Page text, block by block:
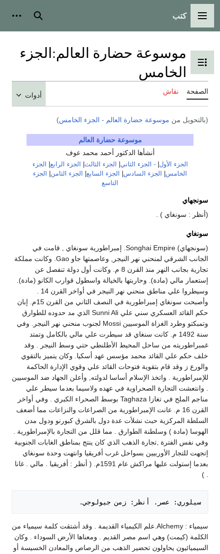
القائمة الرئيسية
كتب بحث
تبديل عرض جدول المحتويات
موسوعة حضارة العالم:الجزء
الخامس
الصفحة نقاش أدوات
(بالتحويل من موسوعة حضارة العالم - الجزء الخامس)
موسوعة حضارة العالم
أنشأها الدكتور أحمد محمد عوف
الجزء الأول |- الجزء الثاني الجزء الثالث الجزء الرابع
الجزء
الخامس
الجزء السادس الجزء السابع الجزء الثامن
الجزء
التاسع
سونجهاي
(أنظر : سونغاي ) .
سونغاي
(سونجهاي) Songhai Empire. إمبراطورية سونغاي , قامت في
الجانب الشرقي لمنحني نهر النيجر, وعاصمتها جاو Gao. وكانت مملكة
تجارية بجانب النهر منذ القرن 8 م. وكانت أول دولة تنفصل عن
إستعمار مالي (مادة). وحاربتها بالخيالة واسطول قوارب الكانو (مادة).
وأصبحت سونغاي إمبراطورية في النصف الثاني من القرن 15م. إبان
حكم القائد العسكري سني علي Sunni Ali الذي مد حدوده للطوارق
وتمبكتو وطرد الغزاة الموسيين Mossi لجنوب منحني نهر النيجر. وفي
سنة 1492 م. كانت سنغاي قد سيطرت علي مالي بالكامل وتمتد
غمبراطوريته من ساحل المحيط الأطلنطي حتي وسط النيجر . وقد
خلف حكم علي القائد محمد مؤسس عهد أسكيا. وكان يتميز بالتقوي
والورع ز وقد قام بتقوية فتوحات القائد علي وقوي الإدارة الحاكمة
للإمبراطورية . واتخذ الإسلام أساسا لدولته, وأعلن الجهاد ضد الموسيين
. وانتعشت التجارة الصحراوية في عهده ولاسيما بعدما سيطر علي
مناجم الملح في تغازا Taghaza بوسط الصحراء الكبري . وفي أواخر
القرن 16 م. عانت الإمبراطورية من الصراعات والنزاعات مما أضعف
السلطة المركزية حبث نشلأت عدة دول بالشرق كبورنو ودول مدن
الهوسا (مادة ) وسلطنة الطوارق . مما قلل من التجارة بالإمبراطورية .
وفي نفس الفترة ,تجارة الذهب الذي كان ينتج بمناطق الغابات الجنوبية
إتجهت للتجار الأوربيين بسواحل غرب أفريقيا وانتهت وحدة سونغاي
بعدما إستولت عليها مراكش عام 1591م. ( أنظر : أفريقيا . مالي . غانا
. )
سيلوري: عصر. أنظر: زمن جيولوجي.
سيمياء : Alchemy.علم الكيمياء القديمة . وقد أشتقت كلمة سيمياء من
الكلمة (كيمت) وهي اسم مصر القديم . ومعناها الأرض السوداء . وكان
السيميائيون يحاولون تحضير الذهب من الرصاص والمعادن الخسيسة أو